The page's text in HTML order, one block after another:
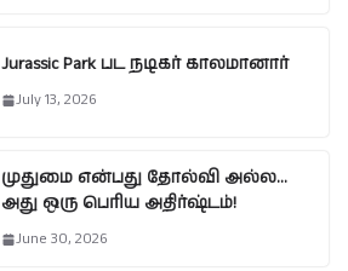
Jurassic Park பட நடிகர் காலமானார்
July 13, 2026
முதுமை என்பது தோல்வி அல்ல…
அது ஒரு பெரிய அதிர்ஷ்டம்!
June 30, 2026